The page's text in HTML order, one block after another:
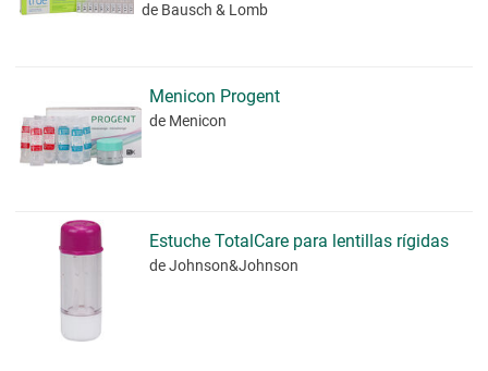
de Bausch & Lomb
Menicon Progent
de Menicon
Estuche TotalCare para lentillas rígidas
de Johnson&Johnson